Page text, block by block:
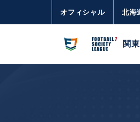
オフィシャル 北海
関